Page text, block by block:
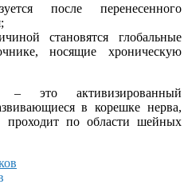
после перенесенного
становятся глобальные
носящие хроническую
это активизированный
в корешке нерва,
проходит по области шейных